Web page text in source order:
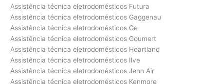
Assistência técnica eletrodomésticos Futura
Assistência técnica eletrodomésticos Gaggenau
Assistência técnica eletrodomésticos Ge
Assistência técnica eletrodomésticos Goumert
Assistência técnica eletrodomésticos Heartland
Assistência técnica eletrodomésticos Ilve
Assistência técnica eletrodomésticos Jenn Air
Assistência técnica eletrodomésticos Kenmore